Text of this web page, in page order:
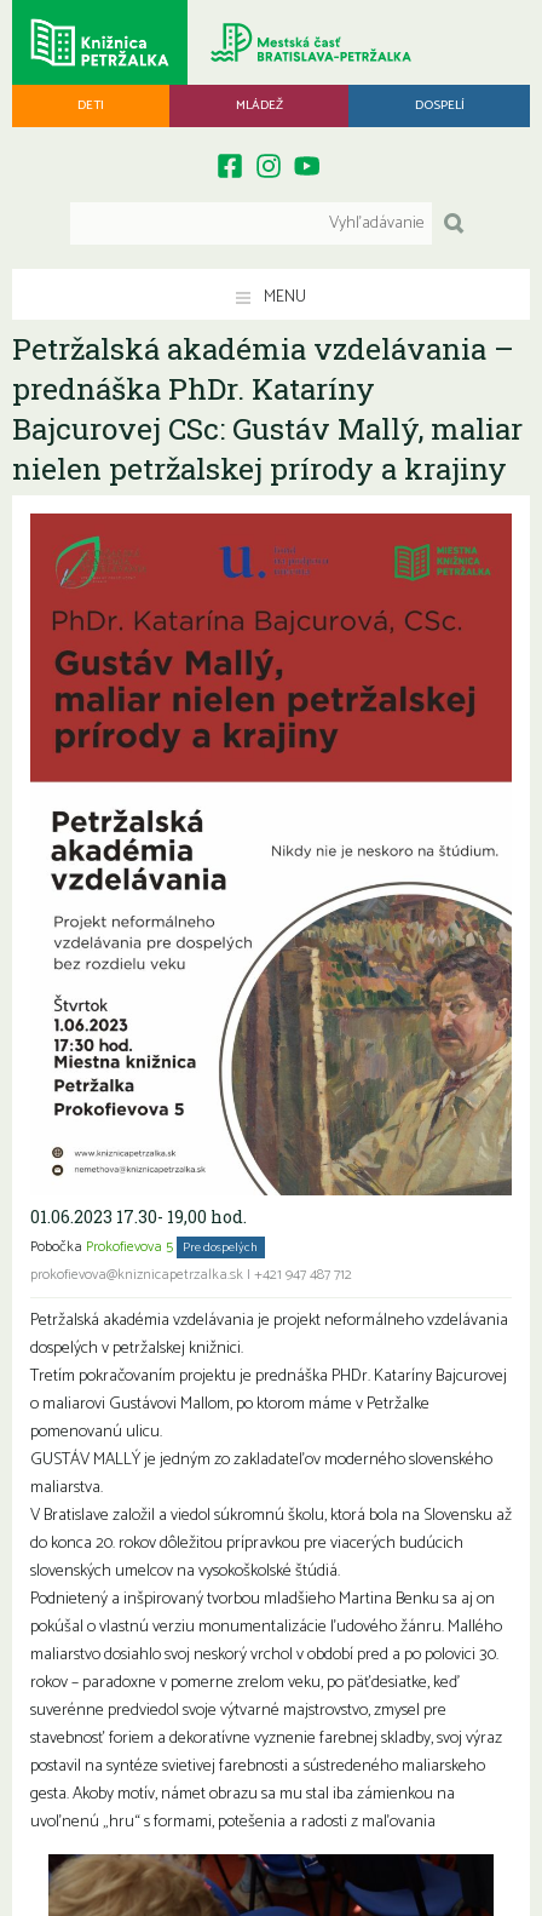
DETI MLÁDEŽ DOSPELÍ
MENU
Petržalská akadémia vzdelávania –
prednáška PhDr. Kataríny
Bajcurovej CSc: Gustáv Mallý, maliar
nielen petržalskej prírody a krajiny
01.06.2023 17.30- 19,00 hod.
Pobočka Prokofievova 5 Pre dospelých
prokofievova@kniznicapetrzalka.sk | +421 947 487 712
Petržalská akadémia vzdelávania je projekt neformálneho vzdelávania
dospelých v petržalskej knižnici.
Tretím pokračovaním projektu je prednáška PHDr. Kataríny Bajcurovej
o maliarovi Gustávovi Mallom, po ktorom máme v Petržalke
pomenovanú ulicu.
GUSTÁV MALLÝ je jedným zo zakladateľov moderného slovenského
maliarstva.
V Bratislave založil a viedol súkromnú školu, ktorá bola na Slovensku až
do konca 20. rokov dôležitou prípravkou pre viacerých budúcich
slovenských umelcov na vysokoškolské štúdiá.
Podnietený a inšpirovaný tvorbou mladšieho Martina Benku sa aj on
pokúšal o vlastnú verziu monumentalizácie ľudového žánru. Mallého
maliarstvo dosiahlo svoj neskorý vrchol v období pred a po polovici 30.
rokov – paradoxne v pomerne zrelom veku, po päťdesiatke, keď
suverénne predviedol svoje výtvarné majstrovstvo, zmysel pre
stavebnosť foriem a dekoratívne vyznenie farebnej skladby, svoj výraz
postavil na syntéze svietivej farebnosti a sústredeného maliarskeho
gesta. Akoby motív, námet obrazu sa mu stal iba zámienkou na
uvoľnenú „hru“ s formami, potešenia a radosti z maľovania